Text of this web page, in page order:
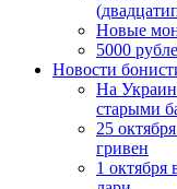
Новые
5000
Новости
На
старыми
25
гривен
1 октября